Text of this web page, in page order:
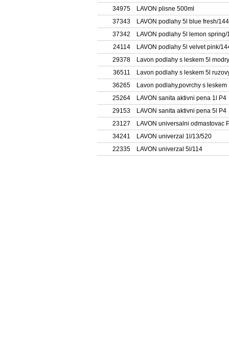
34975
LAVON plisne 500ml
37343
LAVON podlahy 5l blue fresh/144
37342
LAVON podlahy 5l lemon spring/
24114
LAVON podlahy 5l velvet pink/
29378
Lavon podlahy s leskem 5l modry
36511
Lavon podlahy s leskem 5l
36265
Lavon podlahy,povrchy s leskem
25264
LAVON sanita aktivni pena 1l P4
29153
LAVON sanita aktivni pena 5l P4
23127
LAVON universalni odmastovac
34241
LAVON univerzal 1l/13/520
22335
LAVON univerzal 5l/114